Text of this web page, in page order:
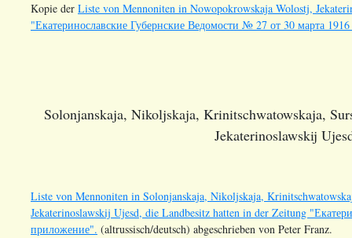
Kopie der Liste von Mennoniten in Nowopokrowskaja Wolostj,
"Екатеринославские Губернские Ведомости № 27 от 30 марта
Solonjanskaja, Nikoljskaja, Krinitschwatowskaja,
Jekaterinoslawskij
Liste von Mennoniten in Solonjanskaja, Nikoljskaja,
Jekaterinoslawskij Ujesd, die Landbesitz hatten in der Zeitung
приложение". (altrussisch/deutsch) abgeschrieben von Peter Franz.